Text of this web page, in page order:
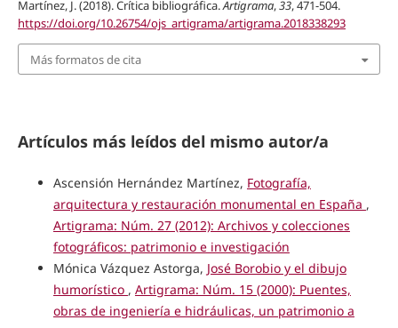
Martínez, J. (2018). Crítica bibliográfica.Artigrama,33, 471-504.
https://doi.org/10.26754/ojs_artigrama/artigrama.2018338293
Más formatos de cita
Artículos más leídos del mismo autor/a
Ascensión Hernández Martínez, Fotografía,
arquitectura y restauración monumental en España ,
Artigrama: Núm. 27 (2012): Archivos y colecciones
fotográficos: patrimonio e investigación
Mónica Vázquez Astorga, José Borobio y el dibujo
humorístico , Artigrama: Núm. 15 (2000): Puentes,
obras de ingeniería e hidráulicas, un patrimonio a